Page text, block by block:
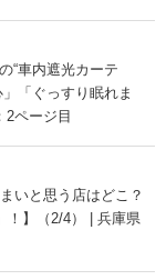
“車内遮光カーテ
「ぐっすり眠れま
2ページ目
いと思う店はどこ？
！】（2/4） | 兵庫県